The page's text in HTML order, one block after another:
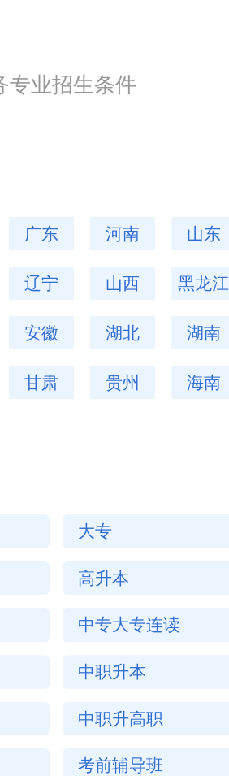
专业招生条件
广东 河南 山东
辽宁 山西 黑龙江
安徽 湖北 湖南
甘肃 贵州 海南
大专
高升本
中专大专连读
中职升本
中职升高职
考前辅导班